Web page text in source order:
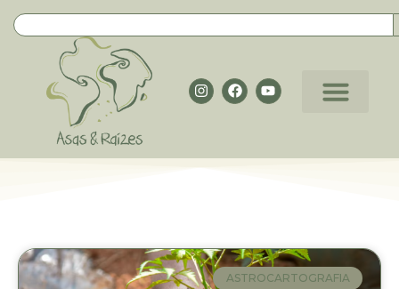
ASTROCARTOGRAFIA